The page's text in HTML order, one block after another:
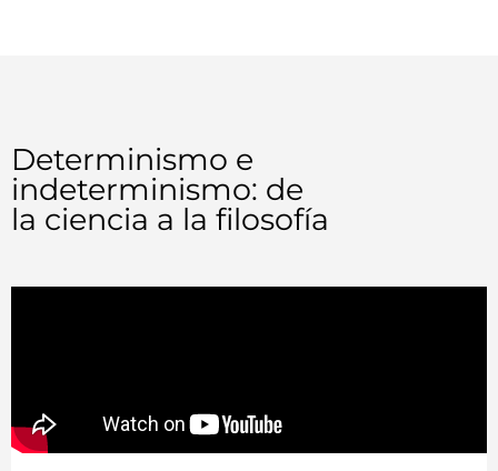
Determinismo e
indeterminismo: de
la ciencia a la filosofía